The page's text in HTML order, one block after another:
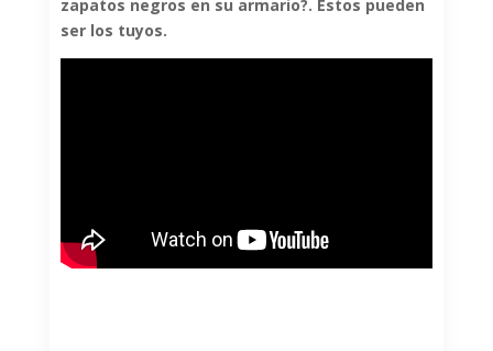
zapatos negros en su armario?. Estos pueden
ser los tuyos.